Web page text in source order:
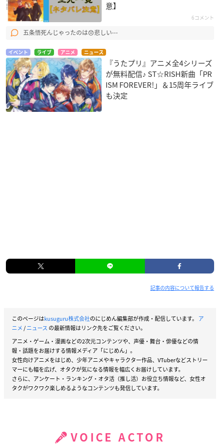
意】
6コメント
五条悟死んじゃったのは😞悲しい⋯
イベント ライブ アニメ ニュース
『うたプリ』アニメ全4シリーズ
が無料配信♪ ST☆RISH新曲「PR
ISM FOREVER!」＆15周年ライブ
も決定
記事の内容について報告する
このページはkusuguru株式会社のにじめん編集部が作成・配信しています。 ア
ニメ/ニュース の最新情報はリンク先をご覧ください。
アニメ・ゲーム・漫画などの2次元コンテンツや、声優・舞台・俳優などの情
報・話題をお届けする情報メディア「にじめん」。
女性向けアニメをはじめ、少年アニメやキャラクター作品、VTuberなどストリー
マーにも幅を広げ、オタクが気になる情報を幅広くお届けしています。
さらに、アンケート・ランキング・オタ活（推し活）お役立ち情報など、女性オ
タクがワクワク楽しめるようなコンテンツも発信しています。
VOICE ACTOR